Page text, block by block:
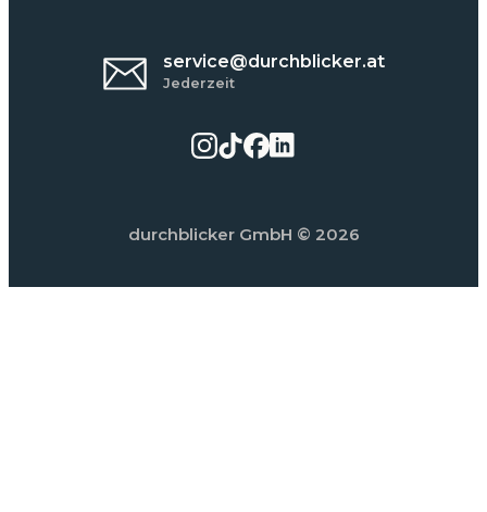
service@durchblicker.at
Jederzeit
durchblicker GmbH © 2026